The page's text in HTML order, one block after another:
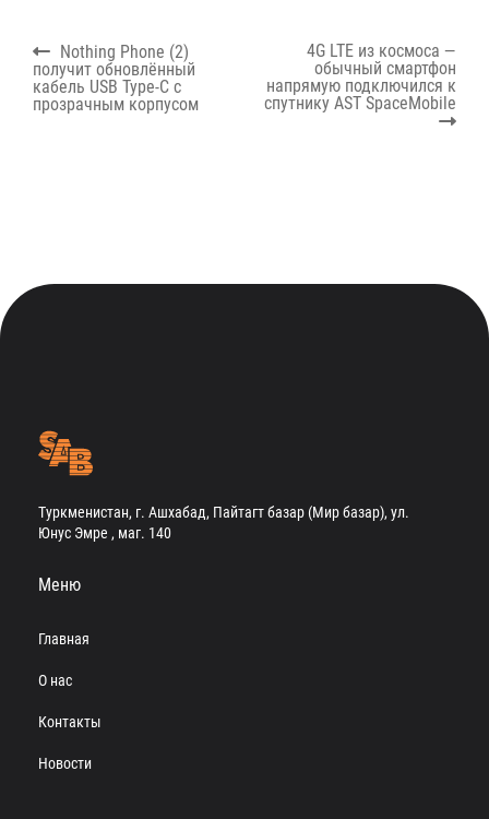
Навигация
по
записям
Previous
post:
Nothing Phone (2)
получит обновлённый
кабель USB Type-C с
прозрачным корпусом
Next
post:
4G LTE из космоса —
обычный смартфон
напрямую подключился к
спутнику AST SpaceMobile
Туркменистан, г. Ашхабад, Пайтагт базар (Мир базар), ул.
Юнус Эмре , маг. 140
Меню
Главная
О нас
Контакты
Новости